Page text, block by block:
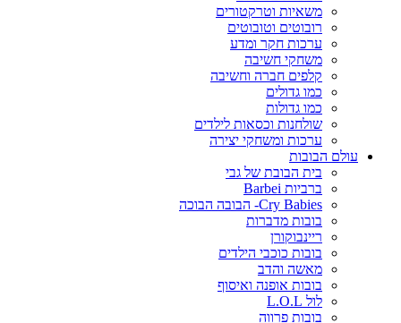
משאיות וטרקטורים
רובוטים וטובוטים
ערכות חקר ומדע
משחקי חשיבה
קלפים חברה וחשיבה
כמו גדולים
כמו גדולות
שולחנות וכסאות לילדים
ערכות ומשחקי יצירה
עולם הבובות
בית הבובת של גבי
ברביות Barbei
Cry Babies- הבובה הבוכה
בובות מדברות
ריינבוקורן
בובות כוכבי הילדים
מאשה והדב
בובות אופנה ואיסוף
לול L.O.L
בובות פרווה